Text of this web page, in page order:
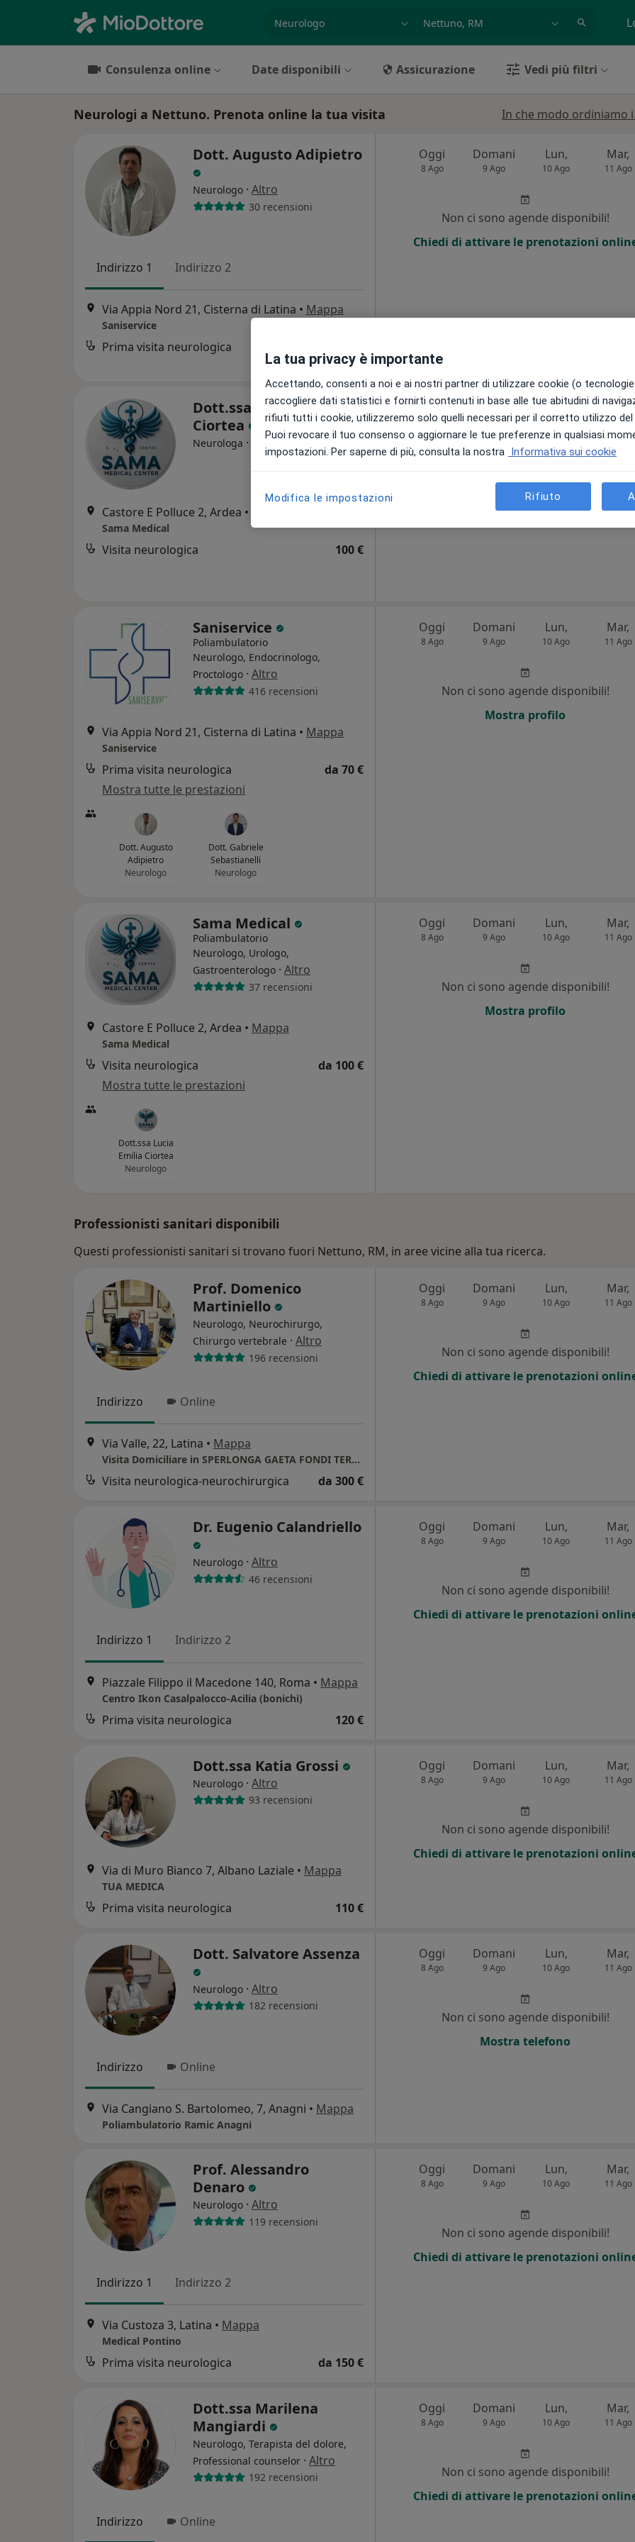
Consulenza online Date disponibili Assicurazione Vedi più filtri
Neurologi a Nettuno. Prenota online la tua visita In che modo ordiniamo
Dott. Augusto Adipietro
Neurologo · Altro
30 recensioni
Indirizzo 1 Indirizzo 2
Via Appia Nord 21, Cisterna di Latina • Mappa
Saniservice
Prima visita neurologica
Oggi
8 Ago
Domani
9 Ago
Lun,
10 Ago
Mar,
11 Ago
Non ci sono agende disponibili!
Chiedi di attivare le prenotazioni
Dott.ssa Lucia Emilia
Ciortea
Neurologa · Altro
Castore E Polluce 2, Ardea •
Sama Medical
Visita neurologica 100 €
Oggi
8 Ago
Domani
9 Ago
Lun,
10 Ago
Mar,
11 Ago
Chiedi di attivare le prenotazioni
Saniservice
Poliambulatorio
Neurologo, Endocrinologo,
Proctologo · Altro
416 recensioni
Via Appia Nord 21, Cisterna di Latina • Mappa
Saniservice
Prima visita neurologica
da 70 €
Mostra tutte le prestazioni
Dott. Augusto
Adipietro
Neurologo
Dott. Gabriele
Sebastianelli
Neurologo
Oggi
8 Ago
Domani
9 Ago
Lun,
10 Ago
Mar,
11 Ago
Non ci sono agende disponibili!
Mostra profilo
Sama Medical
Poliambulatorio
Neurologo, Urologo,
Gastroenterologo · Altro
37 recensioni
Castore E Polluce 2, Ardea • Mappa
Sama Medical
Visita neurologica
da 100 €
Mostra tutte le prestazioni
Dott.ssa Lucia
Emilia Ciortea
Neurologo
Oggi
8 Ago
Domani
9 Ago
Lun,
10 Ago
Mar,
11 Ago
Non ci sono agende disponibili!
Mostra profilo
Professionisti sanitari disponibili
Questi professionisti sanitari si trovano fuori Nettuno, RM, in aree vicine alla tua ricerca.
Prof. Domenico
Martiniello
Neurologo, Neurochirurgo,
Chirurgo vertebrale · Altro
196 recensioni
Indirizzo Online
Via Valle, 22, Latina • Mappa
Visita Domiciliare in SPERLONGA GAETA FONDI TERRACINA FORMIA ITRI
Visita neurologica-neurochirurgica da 300 €
Oggi
8 Ago
Domani
9 Ago
Lun,
10 Ago
Mar,
11 Ago
Non ci sono agende disponibili!
Chiedi di attivare le prenotazioni
Dr. Eugenio Calandriello
Neurologo · Altro
46 recensioni
Indirizzo 1 Indirizzo 2
Piazzale Filippo il Macedone 140, Roma • Mappa
Centro Ikon Casalpalocco-Acilia (bonichi)
Prima visita neurologica 120 €
Oggi
8 Ago
Domani
9 Ago
Lun,
10 Ago
Mar,
11 Ago
Non ci sono agende disponibili!
Chiedi di attivare le prenotazioni
Dott.ssa Katia Grossi
Neurologo · Altro
93 recensioni
Via di Muro Bianco 7, Albano Laziale • Mappa
TUA MEDICA
Prima visita neurologica 110 €
Oggi
8 Ago
Domani
9 Ago
Lun,
10 Ago
Mar,
11 Ago
Non ci sono agende disponibili!
Chiedi di attivare le prenotazioni
Dott. Salvatore Assenza
Neurologo · Altro
182 recensioni
Indirizzo Online
Via Cangiano S. Bartolomeo, 7, Anagni • Mappa
Poliambulatorio Ramic Anagni
Oggi
8 Ago
Domani
9 Ago
Lun,
10 Ago
Mar,
11 Ago
Non ci sono agende disponibili!
Mostra telefono
Prof. Alessandro
Denaro
Neurologo · Altro
119 recensioni
Indirizzo 1 Indirizzo 2
Via Custoza 3, Latina • Mappa
Medical Pontino
Prima visita neurologica da 150 €
Oggi
8 Ago
Domani
9 Ago
Lun,
10 Ago
Mar,
11 Ago
Non ci sono agende disponibili!
Chiedi di attivare le prenotazioni
Dott.ssa Marilena
Mangiardi
Neurologo, Terapista del dolore,
Professional counselor · Altro
192 recensioni
Indirizzo Online
Oggi
8 Ago
Domani
9 Ago
Lun,
10 Ago
Mar,
11 Ago
Non ci sono agende disponibili!
Chiedi di attivare le prenotazioni
La tua privacy è importante
Accettando, consenti a noi e ai nostri partner di utilizzare cookie (o
raccogliere dati statistici e fornirti contenuti in base alle tue abitudini di
rifiuti tutti i cookie, utilizzeremo solo quelli necessari per il corretto utilizzo
Puoi revocare il tuo consenso o aggiornare le tue preferenze in qualsiasi
impostazioni. Per saperne di più, consulta la nostra Informativa sui cookie
Modifica le impostazioni Rifiuto